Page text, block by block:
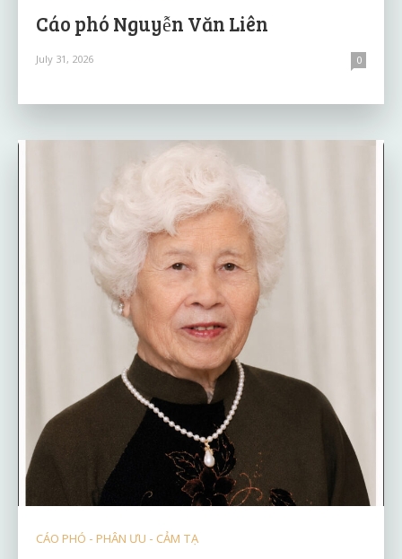
Cáo phó Nguyễn Văn Liên
July 31, 2026 0
CÁO PHÓ - PHÂN ƯU - CẢM TẠ